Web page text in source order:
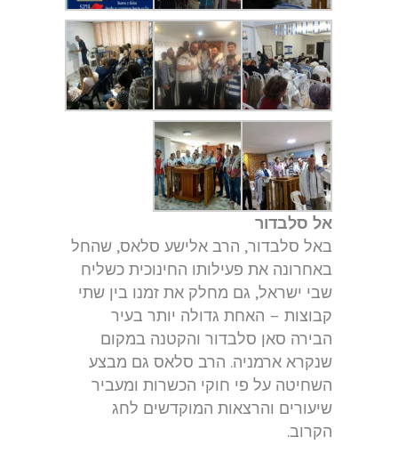
אל סלבדור
באל סלבדור, הרב אלישע סלאס, שהחל
באחרונה את פעילותו החינוכית כשליח
שבי ישראל, גם מחלק את זמנו בין שתי
קבוצות – האחת גדולה יותר בעיר
הבירה סאן סלבדור והקטנה במקום
שנקרא ארמניה. הרב סלאס גם מבצע
השחיטה על פי חוקי הכשרות ומעביר
שיעורים והרצאות המוקדשים לחג
הקרוב.